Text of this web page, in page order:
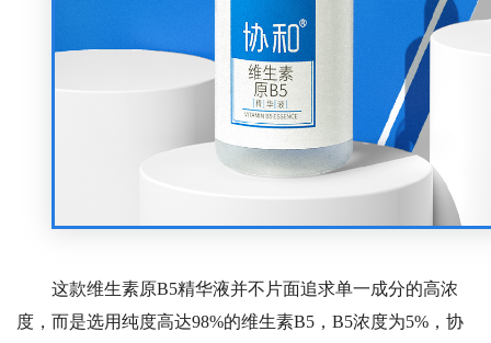
这款维生素原B5精华液并不片面追求单一成分的高浓
度，而是选用纯度高达98%的维生素B5，B5浓度为5%，协